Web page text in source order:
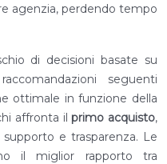
agenzia, perdendo tempo
di decisioni basate su
seguenti
ottimale in funzione della
affronta ilprimo acquisto,
supporto e trasparenza. Le
il miglior rapporto tra